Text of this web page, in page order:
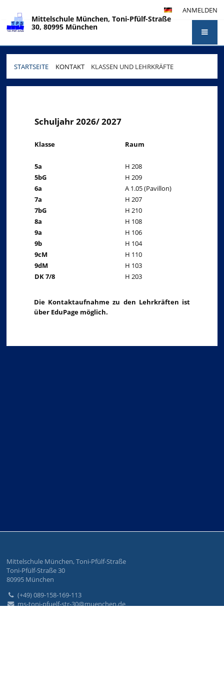
ANMELDEN
Mittelschule München, Toni-Pfülf-Straße
30, 80995 München
STARTSEITE KONTAKT KLASSEN UND LEHRKRÄFTE
LehrkräfteSchuljahr 2026/ 2027
Klasse Raum
5a
H 208
5bG
H 209
6a
A 1.05 (Pavillon)
7a
H 207
7bG
H 210
8a
H 108
9a
H 106
9b
H 104
9cM
H 110
9dM
H 103
DK 7/8
H 203
Die Kontaktaufnahme zu den Lehrkräften ist
über EduPage möglich.
Mittelschule München, Toni-Pfülf-Straße
Toni-Pfülf-Straße 30
80995 München
(+49) 089-158-169-113
ms-toni-pfuelf-str-30@muenchen.de